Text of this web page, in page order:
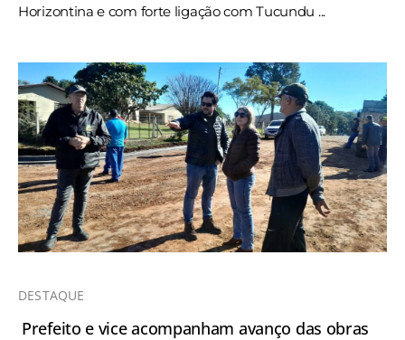
Horizontina e com forte ligação com Tucundu ...
DESTAQUE
Prefeito e vice acompanham avanço das obras